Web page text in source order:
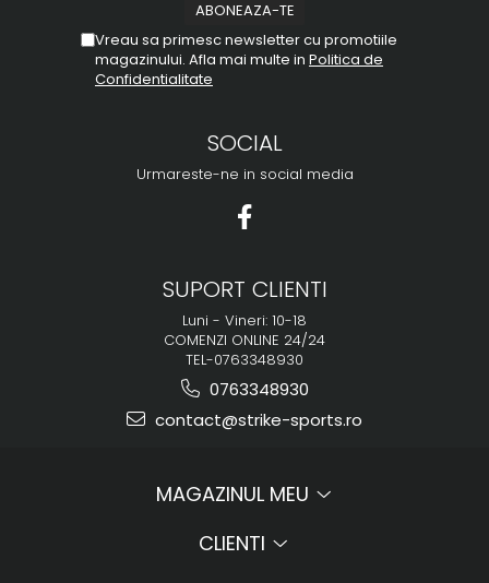
Vreau sa primesc newsletter cu promotiile
magazinului. Afla mai multe in Politica de
Confidentialitate
SOCIAL
Urmareste-ne in social media
SUPORT CLIENTI
Luni - Vineri: 10-18
COMENZI ONLINE 24/24
TEL-0763348930
0763348930
contact@strike-sports.ro
MAGAZINUL MEU
CLIENTI